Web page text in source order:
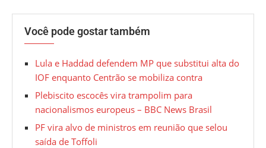
Você pode gostar também
Lula e Haddad defendem MP que substitui alta do
IOF enquanto Centrão se mobiliza contra
Plebiscito escocês vira trampolim para
nacionalismos europeus – BBC News Brasil
PF vira alvo de ministros em reunião que selou
saída de Toffoli